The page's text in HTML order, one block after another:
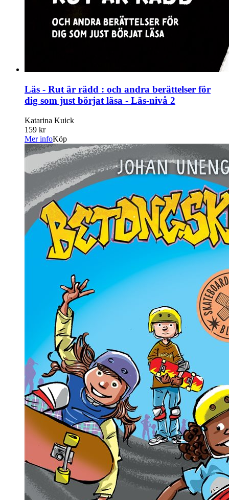
Läs - Rut är rädd : och andra berättelser för
dig som just börjat läsa - Läs-nivå 2
Katarina Kuick
159 kr
Mer infoKöp